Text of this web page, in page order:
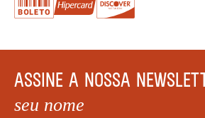
ASSINE A NOSSA